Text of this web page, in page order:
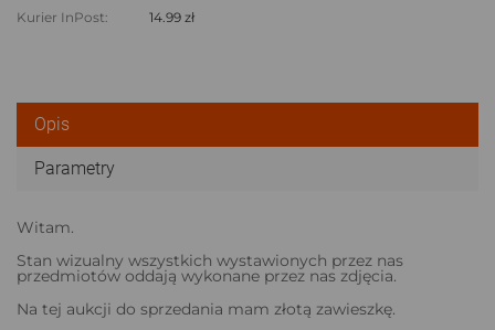
Kurier InPost:
14.99 zł
Opis
Parametry
Witam.
Stan wizualny wszystkich wystawionych przez nas
przedmiotów oddają wykonane przez nas zdjęcia.
Na tej aukcji do sprzedania mam złotą zawieszkę.